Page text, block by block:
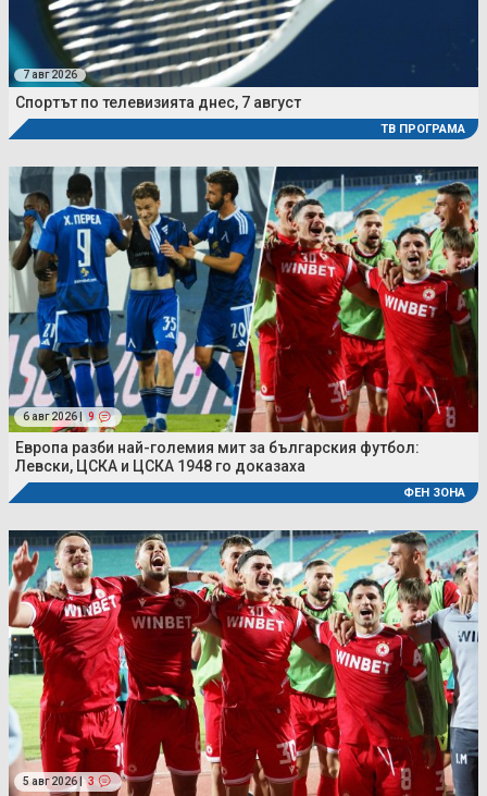
7 авг 2026
Спортът по телевизията днес, 7 август
ТВ ПРОГРАМА
6 авг 2026 | 9
Европа разби най-големия мит за българския футбол:
Левски, ЦСКА и ЦСКА 1948 го доказаха
ФЕН ЗОНА
5 авг 2026 | 3